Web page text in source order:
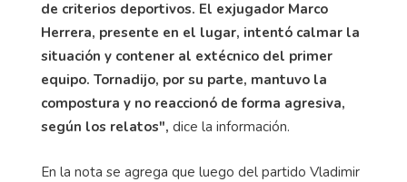
de criterios deportivos. El exjugador Marco
Herrera, presente en el lugar, intentó calmar la
situación y contener al extécnico del primer
equipo. Tornadijo, por su parte, mantuvo la
compostura y no reaccionó de forma agresiva,
según los relatos", dice la información.
En la nota se agrega que luego del partido Vladimir